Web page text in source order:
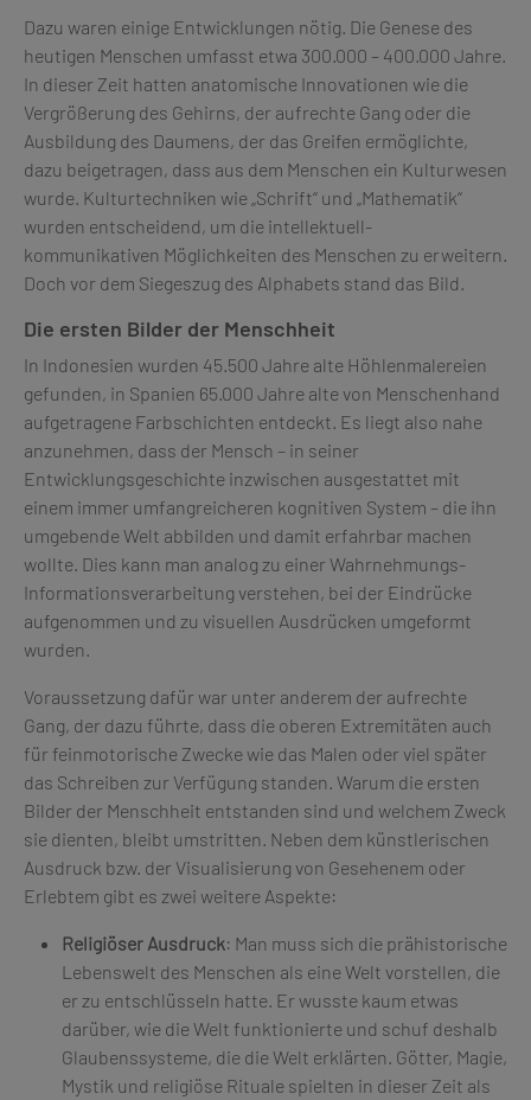
Dazu waren einige Entwicklungen nötig. Die Genese des
heutigen Menschen umfasst etwa 300.000 – 400.000 Jahre.
In dieser Zeit hatten anatomische Innovationen wie die
Vergrößerung des Gehirns, der aufrechte Gang oder die
Ausbildung des Daumens, der das Greifen ermöglichte,
dazu beigetragen, dass aus dem Menschen ein Kulturwesen
wurde. Kulturtechniken wie „Schrift“ und „Mathematik“
wurden entscheidend, um die intellektuell-
kommunikativen Möglichkeiten des Menschen zu erweitern.
Doch vor dem Siegeszug des Alphabets stand das Bild.
Die ersten Bilder der Menschheit
In Indonesien wurden 45.500 Jahre alte Höhlenmalereien
gefunden, in Spanien 65.000 Jahre alte von Menschenhand
aufgetragene Farbschichten entdeckt. Es liegt also nahe
anzunehmen, dass der Mensch – in seiner
Entwicklungsgeschichte inzwischen ausgestattet mit
einem immer umfangreicheren kognitiven System – die ihn
umgebende Welt abbilden und damit erfahrbar machen
wollte. Dies kann man analog zu einer Wahrnehmungs-
Informationsverarbeitung verstehen, bei der Eindrücke
aufgenommen und zu visuellen Ausdrücken umgeformt
wurden.
Voraussetzung dafür war unter anderem der aufrechte
Gang, der dazu führte, dass die oberen Extremitäten auch
für feinmotorische Zwecke wie das Malen oder viel später
das Schreiben zur Verfügung standen. Warum die ersten
Bilder der Menschheit entstanden sind und welchem Zweck
sie dienten, bleibt umstritten. Neben dem künstlerischen
Ausdruck bzw. der Visualisierung von Gesehenem oder
Erlebtem gibt es zwei weitere Aspekte:
Religiöser Ausdruck: Man muss sich die prähistorische
Lebenswelt des Menschen als eine Welt vorstellen, die
er zu entschlüsseln hatte. Er wusste kaum etwas
darüber, wie die Welt funktionierte und schuf deshalb
Glaubenssysteme, die die Welt erklärten. Götter, Magie,
Mystik und religiöse Rituale spielten in dieser Zeit als